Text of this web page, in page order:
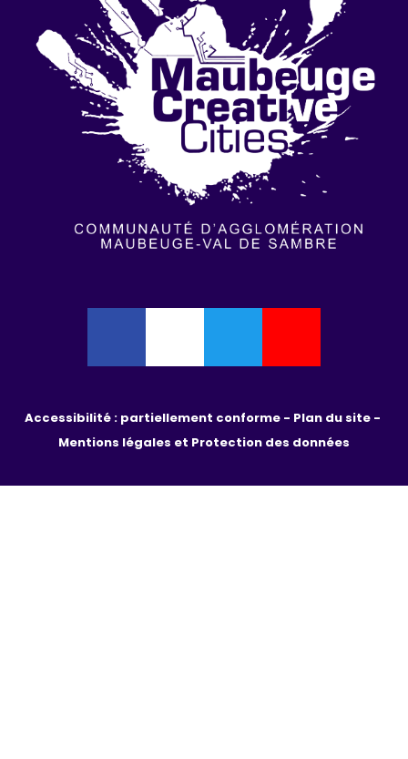
Accessibilité : partiellement conforme -
Mentions légales et Protection des données